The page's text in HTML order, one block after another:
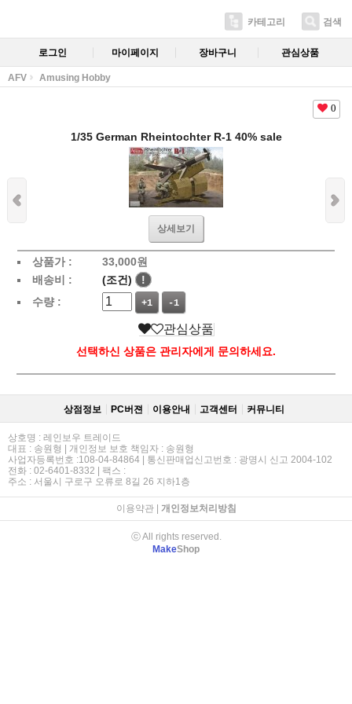
카테고리 검색
로그인 마이페이지 장바구니 관심상품
AFV Amusing Hobby
0
1/35 German Rheintochter R-1 40% sale
상세보기
상품가 : 33,000원
배송비 :
(조건)
!
수량 :
+1 -1
관심상품
선택하신 상품은 관리자에게 문의하세요.
상점정보 PC버젼 이용안내 고객센터 커뮤니티
상호명 : 레인보우 트레이드
대표 : 송원형 | 개인정보 보호 책임자 : 송원형
사업자등록번호 :108-04-84864 | 통신판매업신고번호 : 광명시 신고 2004-102
전화 : 02-6401-8332 | 팩스 :
주소 : 서울시 구로구 오류로 8길 26 지하1층
이용약관| 개인정보처리방침
ⓒ All rights reserved.
MakeShop